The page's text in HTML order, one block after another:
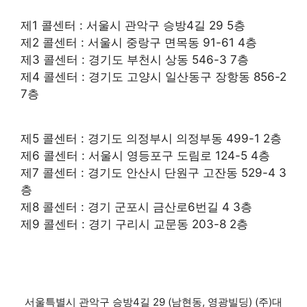
제1 콜센터 : 서울시 관악구 승방4길 29 5층
제2 콜센터 : 서울시 중랑구 면목동 91-61 4층
제3 콜센터 : 경기도 부천시 상동 546-3 7층
제4 콜센터 : 경기도 고양시 일산동구 장항동 856-2
7층
제5 콜센터 : 경기도 의정부시 의정부동 499-1 2층
제6 콜센터 : 서울시 영등포구 도림로 124-5 4층
제7 콜센터 : 경기도 안산시 단원구 고잔동 529-4 3
층
제8 콜센터 : 경기 군포시 금산로6번길 4 3층
제9 콜센터 : 경기 구리시 교문동 203-8 2층
서울특별시 관악구 승방4길 29 (남현동, 영광빌딩) (주)대